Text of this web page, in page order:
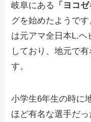
岐阜にある 「ヨコ
グを始めたようで
は元アマ全日本L.ヘ
しており、地元で
す。
小学生6年生の時に
ほど有名な選手だっ